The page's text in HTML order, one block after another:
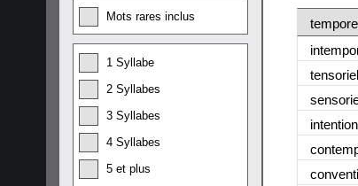
Mots rares inclus
1 Syllabe
2 Syllabes
3 Syllabes
4 Syllabes
5 et plus
tensoriel